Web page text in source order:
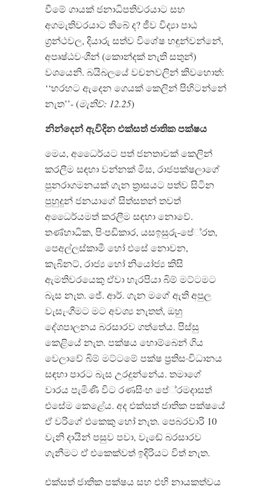
වීමේ ගායක් ජනාධිපතිවරයාට සහ
අගමැතිවරයාට තිබේ ද? ජීව විද්‍යා පාඨ
ග‍්‍රන්ථවල, දියාරු සත්ව විශේෂ හඳුන්වන්නේ,
අපෘෂ්ඨවංශීන් (කොන්දක් නැති සතුන්)
වශයෙනි. බයිබලයේ වචනවලින් කිවහොත්:
‘‘හරහට ඇදෙන ගෙයක් කෙලින් පිහිටන්නේ
නැත’’- (මැතිව්: 12.25)
නින්දෙන් ඇවිදින එක්සත් ජාතික පක්ෂය
මෙය, අධෛර්යට පත් ජනතාවක් කෙලින්
කරලීම සඳහා වන්නක් මිස, රාජපක්ෂලාගේ
පුනරාගමනයක් ගැන ත‍්‍රාසයට පත්ව සිටින
පුහුදුන් ජනයාගේ සිත්සතන් තවත්
අධෛර්යමත් කරලීම සඳහා නොවේ.
තණ්හාධික, පිංපඩිකාර, යසඉසුරු-පේ‍්‍රත,
පෙඅල්ලස්කාමී හෝ එසේ නොවන,
කැබිනට්, රාජ්‍ය හෝ නියෝජ්‍ය කිසි
ඇමතිවරයෙකු ඒවා හැරපියා බිම් මට්ටමට
බැස නැත. ජේ. ආර්. ගැන මගේ ඇති අපුල
වැසැංගීමට මට අවශ්‍ය නැතත්, ඔහු
දේශපාලනය බරසාරව ගත්තේය. පිස්සු
කෙළියේ නැත. පක්ෂය හොම්බෙන් ගිය
වෙලාවේ බිම් මට්ටමේ පක්ෂ ප‍්‍රතිසංවිධානය
සඳහා පාරට බැස උරදුන්නේය. තමාගේ
වාරය පැමිණි විට රණසිංහ පේ‍්‍රමදාසත්
එසේම කෙළේය. අද එක්සත් ජාතික පක්ෂයේ
ඒ වරිගේ එකෙකු හෝ නැත. පෙබරවාරි 10
වැනි දායින් පසුව පවා, වැඬේ බරසාරව
ගැනීමට ඒ එකෙක්වත් ඉදිරියට විත් නැත.
එක්සත් ජාතික පක්ෂය සහ එහි නායකත්වය